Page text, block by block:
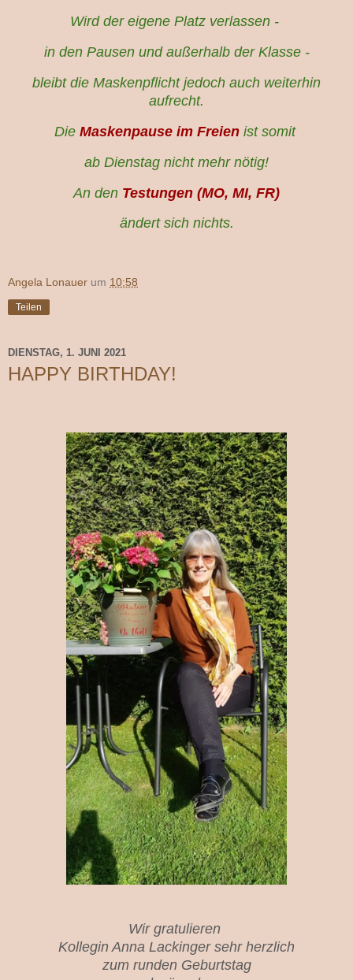
Wird der eigene Platz verlassen -
in den Pausen und außerhalb der Klasse -
bleibt die Maskenpflicht jedoch auch weiterhin
aufrecht.
Die Maskenpause im Freienist somit
ab Dienstag nicht mehr nötig!
An den Testungen (MO, MI, FR)
ändert sich nichts.
Angela Lonauer um 10:58
Teilen
DIENSTAG, 1. JUNI 2021
HAPPY BIRTHDAY!
Wir gratulieren
Kollegin Anna Lackinger sehr herzlich
zum runden Geburtstag